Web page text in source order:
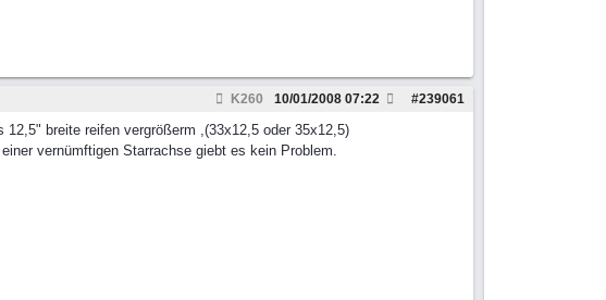
K260 #239061
10/01/2008 07:22
breite reifen vergrößerm ,(33x12,5 oder 35x12,5)
vernümftigen Starrachse giebt es kein Problem.